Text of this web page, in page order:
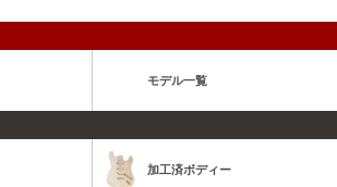
モデル一覧
加工済ボディー